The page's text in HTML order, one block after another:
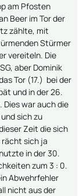
am Pfosten
Beer im Tor der
zählte, mit
Stürmer
vereiteln. Die
aber Dominik
Tor (17.) bei der
und in der 26.
war auch die
sich zu
Zeit die sich
sich ja
in der 30.
zum 3 : 0.
Abwehrfehler
nicht aus der